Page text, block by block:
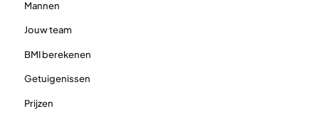
Mannen
Jouw team
BMI berekenen
Getuigenissen
Prijzen